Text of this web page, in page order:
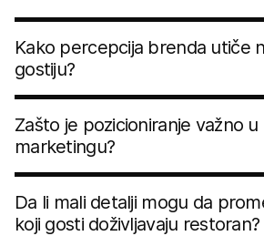
Kako percepcija brenda utiče
gostiju?
Zašto je pozicioniranje važno
marketingu?
Da li mali detalji mogu da
koji gosti doživljavaju restoran?